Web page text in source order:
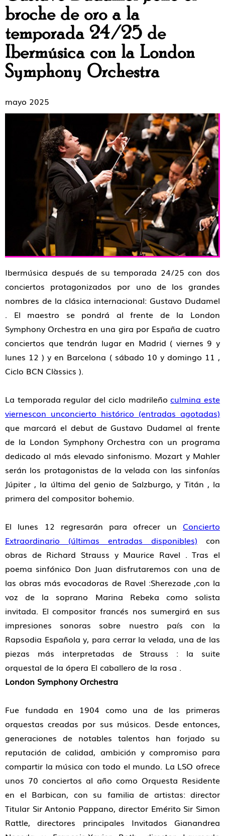
broche de oro a la
temporada 24/25 de
Ibermúsica con la London
Symphony Orchestra
mayo 2025
Ibermúsica después de su temporada 24/25 con dos
conciertos protagonizados por uno de los grandes
nombres de la clásica internacional: Gustavo Dudamel
. El maestro se pondrá al frente de la London
Symphony Orchestra en una gira por España de cuatro
conciertos que tendrán lugar en Madrid ( viernes 9 y
lunes 12 ) y en Barcelona ( sábado 10 y domingo 11 ,
Ciclo BCN Clàssics ).
La temporada regular del ciclo madrileñoculmina este
viernescon unconcierto histórico (entradas agotadas)
que marcará el debut de Gustavo Dudamel al frente
de la London Symphony Orchestra con un programa
dedicado al más elevado sinfonismo. Mozart y Mahler
serán los protagonistas de la velada con las sinfonías
Júpiter , la última del genio de Salzburgo, y Titán , la
primera del compositor bohemio.
El lunes 12 regresarán para ofrecer unConcierto
Extraordinario (últimas entradas disponibles) con
obras de Richard Strauss y Maurice Ravel . Tras el
poema sinfónico Don Juan disfrutaremos con una de
las obras más evocadoras de Ravel :Sherezade,con la
voz de la soprano Marina Rebeka como solista
invitada. El compositor francés nos sumergirá en sus
impresiones sonoras sobre nuestro país con la
Rapsodia Española y, para cerrar la velada, una de las
piezas más interpretadas de Strauss : la suite
orquestal de la ópera El caballero de la rosa .
London Symphony Orchestra
Fue fundada en 1904 como una de las primeras
orquestas creadas por sus músicos. Desde entonces,
generaciones de notables talentos han forjado su
reputación de calidad, ambición y compromiso para
compartir la música con todo el mundo. La LSO ofrece
unos 70 conciertos al año como Orquesta Residente
en el Barbican, con su familia de artistas: director
Titular Sir Antonio Pappano, director Emérito Sir Simon
Rattle, directores principales Invitados Gianandrea